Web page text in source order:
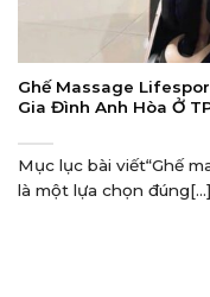
Ghế Massage
Gia Đình Anh Hòa Ở
Mục lục bài viết“Ghế
là một lựa chọn đúng[...]